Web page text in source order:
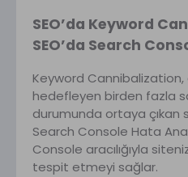
SEO’da Keyword
SEO’da Search
Keyword Cannibalization,
hedefleyen birden fazla
durumunda ortaya çıkan
Search Console Hata
Console aracılığıyla
tespit etmeyi sağlar.